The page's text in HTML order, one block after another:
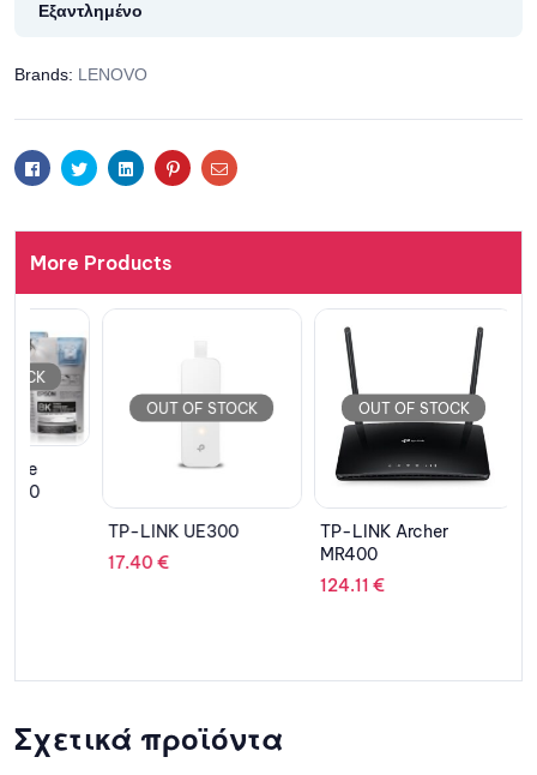
Εξαντλημένο
Brands: LENOVO
FacebookTwitterLinkedinPinterestEmail
More Products
OUT OF STOCK
TP-LINK UE300
OUT OF STOCK
TP-LINK Archer
Σχετικά προϊόντα